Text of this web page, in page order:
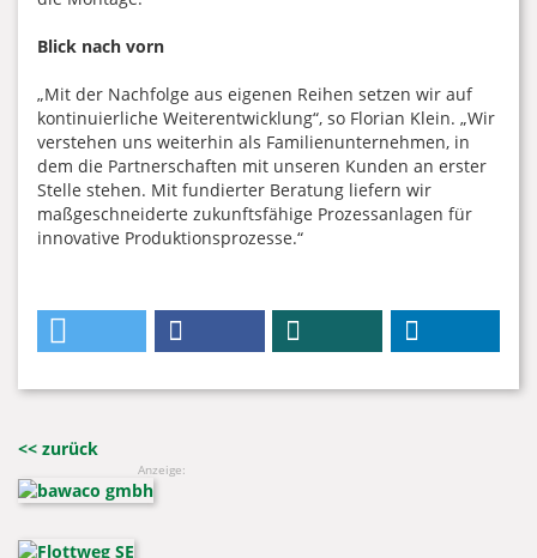
Blick nach vorn
„Mit der Nachfolge aus eigenen Reihen setzen wir auf
kontinuierliche Weiterentwicklung“, so Florian Klein. „Wir
verstehen uns weiterhin als Familienunternehmen, in
dem die Partnerschaften mit unseren Kunden an erster
Stelle stehen. Mit fundierter Beratung liefern wir
maßgeschneiderte zukunftsfähige Prozessanlagen für
innovative Produktionsprozesse.“
<< zurück
Anzeige: